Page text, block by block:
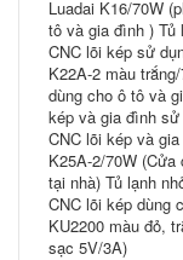
Luadai K16/70W
tô và gia đình ) Tủ
CNC lõi kép sử
K22A-2 màu
dùng cho ô tô và
kép và gia đình sử
CNC lõi kép và
K25A-2/70W
tại nhà) Tủ lạnh
CNC lõi kép dùng
KU2200 màu đỏ,
sạc 5V/3A)